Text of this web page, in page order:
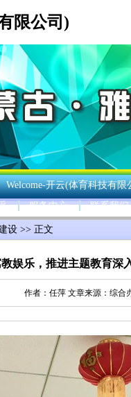
限公司)
Welcome-开云(体育科技有限
服务中心 联系我们
设 >> 正文
娱乐，推进主题教育深
作者： 任萍文章来源： 综合